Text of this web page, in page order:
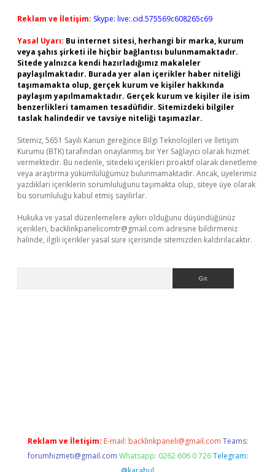
Reklam ve İletişim: Skype: live:.cid.575569c608265c69
Yasal Uyarı: Bu internet sitesi, herhangi bir marka, kurum
veya şahıs şirketi ile hiçbir bağlantısı bulunmamaktadır.
Sitede yalnızca kendi hazırladığımız makaleler
paylaşılmaktadır. Burada yer alan içerikler haber niteliği
taşımamakta olup, gerçek kurum ve kişiler hakkında
paylaşım yapılmamaktadır. Gerçek kurum ve kişiler ile isim
benzerlikleri tamamen tesadüfidir. Sitemizdeki bilgiler
taslak halindedir ve tavsiye niteliği taşımazlar.
Sitemiz, 5651 Sayılı Kanun gereğince Bilgi Teknolojileri ve İletişim
Kurumu (BTK) tarafından onaylanmış bir Yer Sağlayıcı olarak hizmet
vermektedir. Bu nedenle, sitedeki içerikleri proaktif olarak denetleme
veya araştırma yükümlülüğümüz bulunmamaktadır. Ancak, üyelerimiz
yazdıkları içeriklerin sorumluluğunu taşımakta olup, siteye üye olarak
bu sorumluluğu kabul etmiş sayılırlar.
Hukuka ve yasal düzenlemelere aykırı olduğunu düşündüğünüz
içerikleri, backlinkpanelicomtr@gmail.com adresine bildirmeniz
halinde, ilgili içerikler yasal süre içerisinde sitemizden kaldırılacaktır.
Reklam ve İletişim: E-mail: backlinkpaneli@gmail.com Teams:
forumhizmeti@gmail.com Whatsapp: 0262 606 0 726 Telegram: